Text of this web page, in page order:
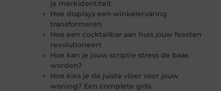
je merkidentiteit
Hoe displays een winkelervaring
transformeren
Hoe een cocktailbar aan huis jouw feesten
revolutioneert
Hoe kan je jouw scriptie stress de baas
worden?
Hoe kies je de juiste vloer voor jouw
woning? Een complete gids